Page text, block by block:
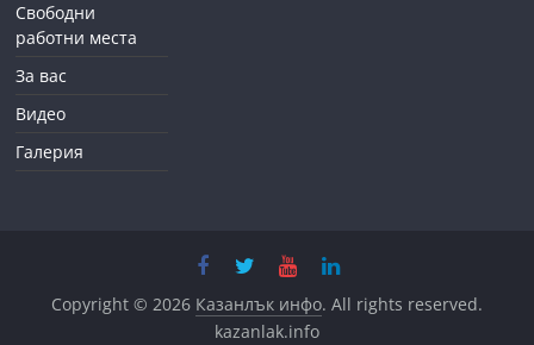
Свободни
работни места
За вас
Видео
Галерия
Copyright © 2026 Казанлък инфо. All rights reserved.
kazanlak.info